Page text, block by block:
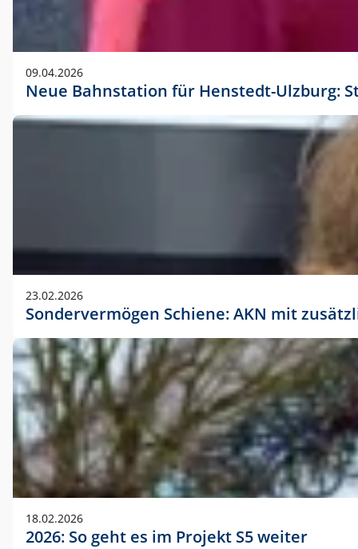
09.04.2026
Neue Bahnstation für Henstedt-Ulzburg:
23.02.2026
Sondervermögen Schiene: AKN mit
18.02.2026
2026: So geht es im Projekt S5 weiter